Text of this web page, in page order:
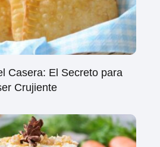
Casera: El Secreto para
Crujiente